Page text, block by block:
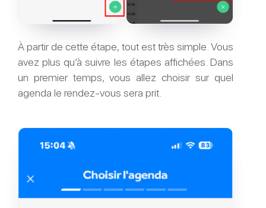
À partir de cette étape, tout est très simple. Vous
avez plus qu’à suivre les étapes affichées. Dans
un premier temps, vous allez choisir sur quel
agenda le rendez-vous sera prit.